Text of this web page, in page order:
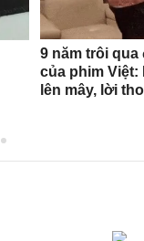
9 năm trôi qua
của phim
lên mây, lời